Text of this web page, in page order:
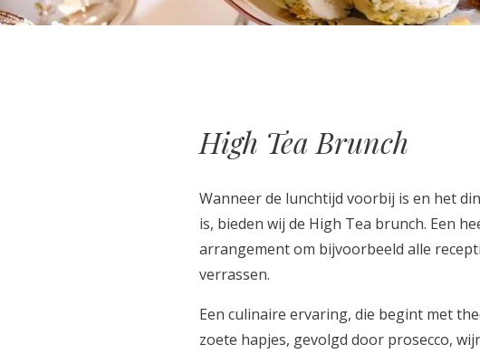
High Tea Brunch
Wanneer de lunchtijd voorbij is en het
is, bieden wij de High Tea brunch. Een
arrangement om bijvoorbeeld alle
verrassen.
Een culinaire ervaring, die begint met
zoete hapjes, gevolgd door prosecco,